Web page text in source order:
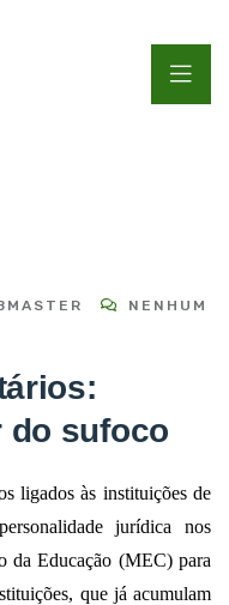
NENHUM
do sufoco
ligados às instituições de
jurídica nos
da Educação (MEC) para
que já acumulam